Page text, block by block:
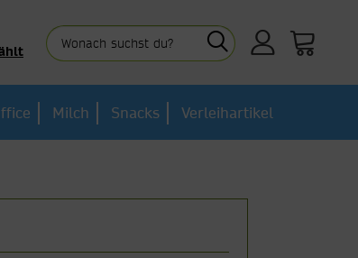
Milch Snacks Verleihartikel